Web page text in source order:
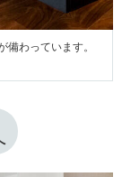
わっています。